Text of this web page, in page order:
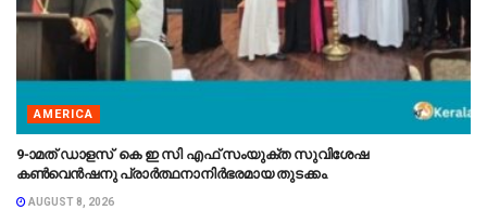
AMERICA
9-ാമത് ഡാളസ് കെ ഇ സി എഫ് സംയുക്ത സുവിശേഷ
കൺവെൻഷനു പ്രാർത്ഥനാനിർഭരമായ തുടക്കം.
AUGUST 8, 2026